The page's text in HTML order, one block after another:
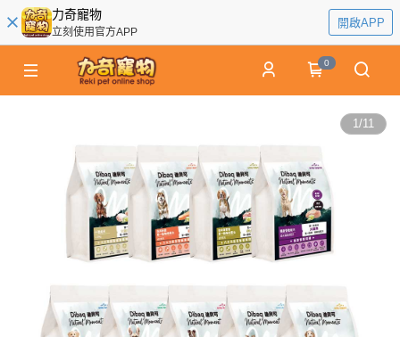
力奇寵物
立刻使用官方APP
開啟APP
0
1/11